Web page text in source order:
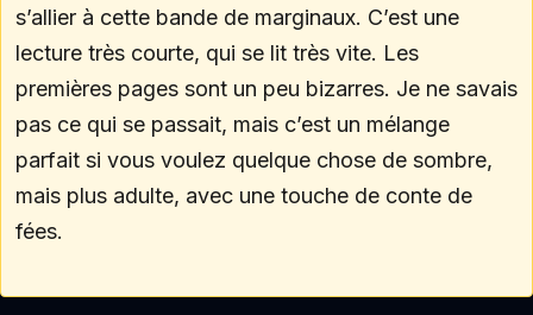
s’allier à cette bande de marginaux. C’est une
lecture très courte, qui se lit très vite. Les
premières pages sont un peu bizarres. Je ne savais
pas ce qui se passait, mais c’est un mélange
parfait si vous voulez quelque chose de sombre,
mais plus adulte, avec une touche de conte de
fées.